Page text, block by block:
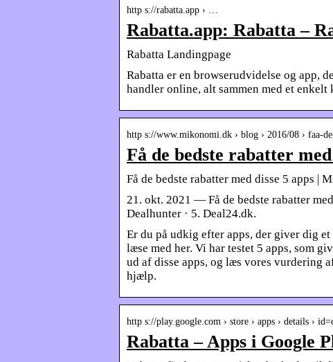
http s://rabatta.app › …
Rabatta.app: Rabatta –
Rabatta Landingpage
Rabatta er en browserudvidelse og app,
handler online, alt sammen med et enkelt
http s://www.mikonomi.dk › blog › 2016/08 › faa-
Få de bedste rabatter
Få de bedste rabatter med disse 5 apps |
21. okt. 2021 — Få de bedste rabatter
Dealhunter · 5. Deal24.dk.
Er du på udkig efter apps, der giver dig
læse med her. Vi har testet 5 apps, som
ud af disse apps, og læs vores vurdering
hjælp.
http s://play.google.com › store › apps › details ›
Rabatta – Apps i Google